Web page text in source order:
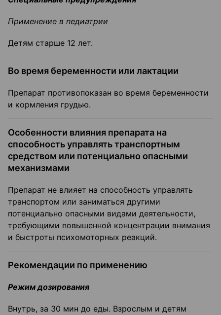
Применение в педиатрии
Детям старше 12 лет.
Во время беременности или лактации
Препарат противопоказан во время беременности
и кормления грудью.
Особенности влияния препарата на
способность управлять транспортным
средством или потенциально опасными
механизмами
Препарат не влияет на способность управлять
транспортом или заниматься другими
потенциально опасными видами деятельности,
требующими повышенной концентрации внимания
и быстроты психомоторных реакций.
Рекомендации по применению
Режим дозирования
Внутрь, за 30 мин до еды. Взрослым и детям